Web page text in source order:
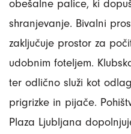
obešalne palice, ki
shranjevanje. Bivalni
zaključuje prostor za
udobnim foteljem.
ter odlično služi kot
prigrizke in pijače.
Plaza Ljubljana